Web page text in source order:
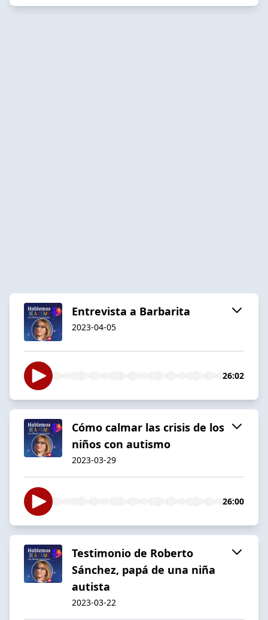
Entrevista a Barbarita
2023-04-05
26:02
Cómo calmar las crisis de los
niños con autismo
2023-03-29
26:00
Testimonio de Roberto
Sánchez, papá de una niña
autista
2023-03-22